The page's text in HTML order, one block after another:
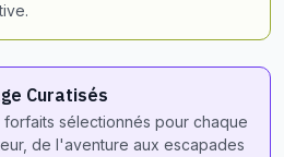
Curatisés
sélectionnés pour chaque
de l'aventure aux escapades